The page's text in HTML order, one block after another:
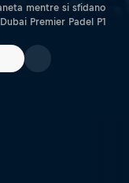
mentre si sfidano
Premier Padel P1